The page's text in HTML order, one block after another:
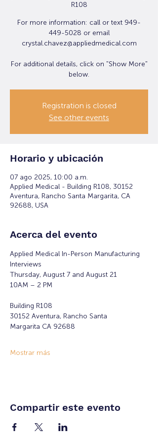
R108
For more information: call or text 949-
449-5028 or email
crystal.chavez@appliedmedical.com
For additional details, click on "Show More"
below.
Registration is closed
See other events
Horario y ubicación
07 ago 2025, 10:00 a.m.
Applied Medical - Building R108, 30152
Aventura, Rancho Santa Margarita, CA
92688, USA
Acerca del evento
Applied Medical In-Person Manufacturing
Interviews
Thursday, August 7 and August 21
10AM – 2 PM
Building R108
30152 Aventura, Rancho Santa
Margarita CA 92688
Mostrar más
Compartir este evento